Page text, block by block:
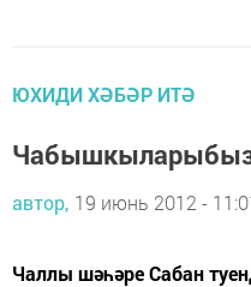
ЮХИДИ ХӘБӘР ИТӘ
автор, 19 июнь 2012 -
Чаллы шәһәре Сабан